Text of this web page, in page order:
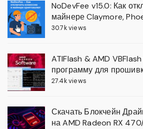
NoDevFee v15.0: Как
майнере Claymore,
30.7k views
ATIFlash & AMD
программу для
27.4k views
Скачать Блокчейн
на AMD Radeon RX